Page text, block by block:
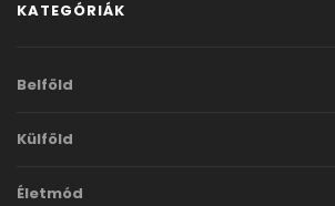
KATEGÓRIÁK
Belföld
Külföld
Életmód